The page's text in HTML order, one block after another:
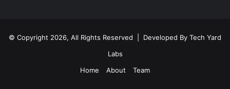
© Copyright 2026, All Rights Reserved | Developed By Tech Yard
Labs
Home
About Team